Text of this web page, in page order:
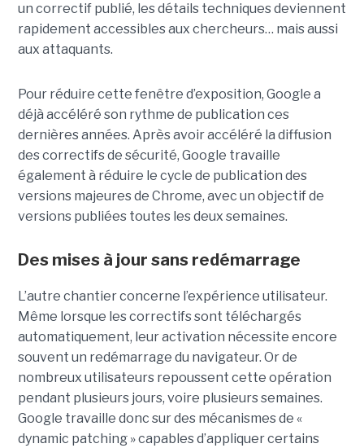
un correctif publié, les détails techniques deviennent
rapidement accessibles aux chercheurs… mais aussi
aux attaquants.
Pour réduire cette fenêtre d’exposition, Google a
déjà accéléré son rythme de publication ces
dernières années. Après avoir accéléré la diffusion
des correctifs de sécurité, Google travaille
également à réduire le cycle de publication des
versions majeures de Chrome, avec un objectif de
versions publiées toutes les deux semaines.
Des mises à jour sans redémarrage
L’autre chantier concerne l’expérience utilisateur.
Même lorsque les correctifs sont téléchargés
automatiquement, leur activation nécessite encore
souvent un redémarrage du navigateur. Or de
nombreux utilisateurs repoussent cette opération
pendant plusieurs jours, voire plusieurs semaines.
Google travaille donc sur des mécanismes de «
dynamic patching » capables d’appliquer certains